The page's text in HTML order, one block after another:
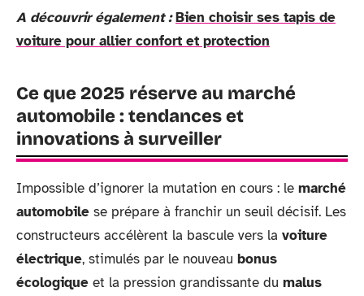
A découvrir également : Bien choisir ses tapis de
voiture pour allier confort et protection
Ce que 2025 réserve au marché
automobile : tendances et
innovations à surveiller
Impossible d’ignorer la mutation en cours : le marché
automobile se prépare à franchir un seuil décisif. Les
constructeurs accélèrent la bascule vers la voiture
électrique, stimulés par le nouveau bonus
écologique et la pression grandissante du malus